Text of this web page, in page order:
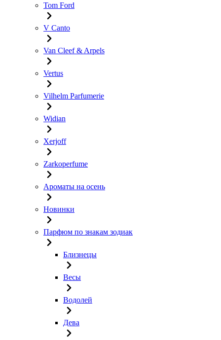
Tom Ford
V Canto
Van Cleef & Arpels
Vertus
Vilhelm Parfumerie
Widian
Xerjoff
Zarkoperfume
Ароматы на осень
Новинки
Парфюм по знакам зодиак
Близнецы
Весы
Водолей
Дева